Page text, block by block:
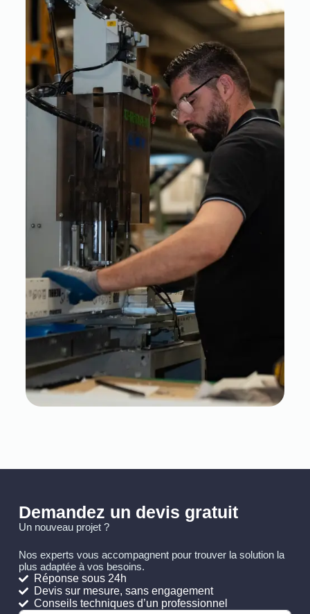
Demandez un devis gratuit
Un nouveau projet ?
Nos experts vous accompagnent pour trouver la solution la
plus adaptée à vos besoins.
Réponse sous 24h
Devis sur mesure, sans engagement
Conseils techniques d’un professionnel